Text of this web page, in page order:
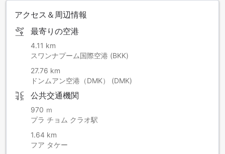
アクセス＆周辺情報
最寄りの空港
4.11 km
スワンナプーム国際空港 (BKK)
27.76 km
ドンムアン空港（DMK） (DMK)
公共交通機関
970 ｍ
プラ チョム クラオ駅
1.64 km
フア タケー